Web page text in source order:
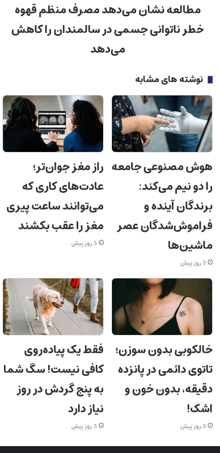
مطالعه‌ نشان می‌دهد مصرف منظم قهوه
خطر ناتوانی جسمی در سالمندان را کاهش
می‌دهد
نوشته های مشابه
هوش مصنوعی جامعه
را دو نیم می‌کند:
برندگان آینده و
فراموش‌شدگان عصر
ماشین‌ها
3 روز پیش
راز مغز جوان‌تر؛
عادت‌های کاری که
می‌توانند ساعت پیری
مغز را عقب بکشند
3 روز پیش
خالکوبی بدون سوزن؛
تاتوی دائمی در پانزده
دقیقه، بدون خون و
اشک!
3 روز پیش
فقط یک پیاده‌روی
کافی نیست! سگ شما
به پنج گردش در روز
نیاز دارد
3 روز پیش